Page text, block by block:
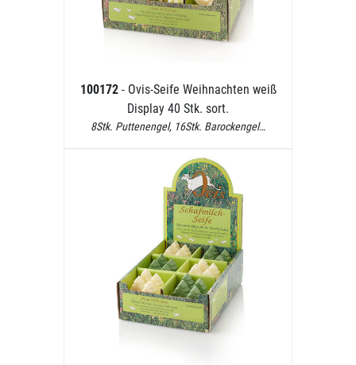
100172 - Ovis-Seife Weihnachten weiß
Display 40 Stk. sort.
8Stk. Puttenengel, 16Stk. Barockengel…